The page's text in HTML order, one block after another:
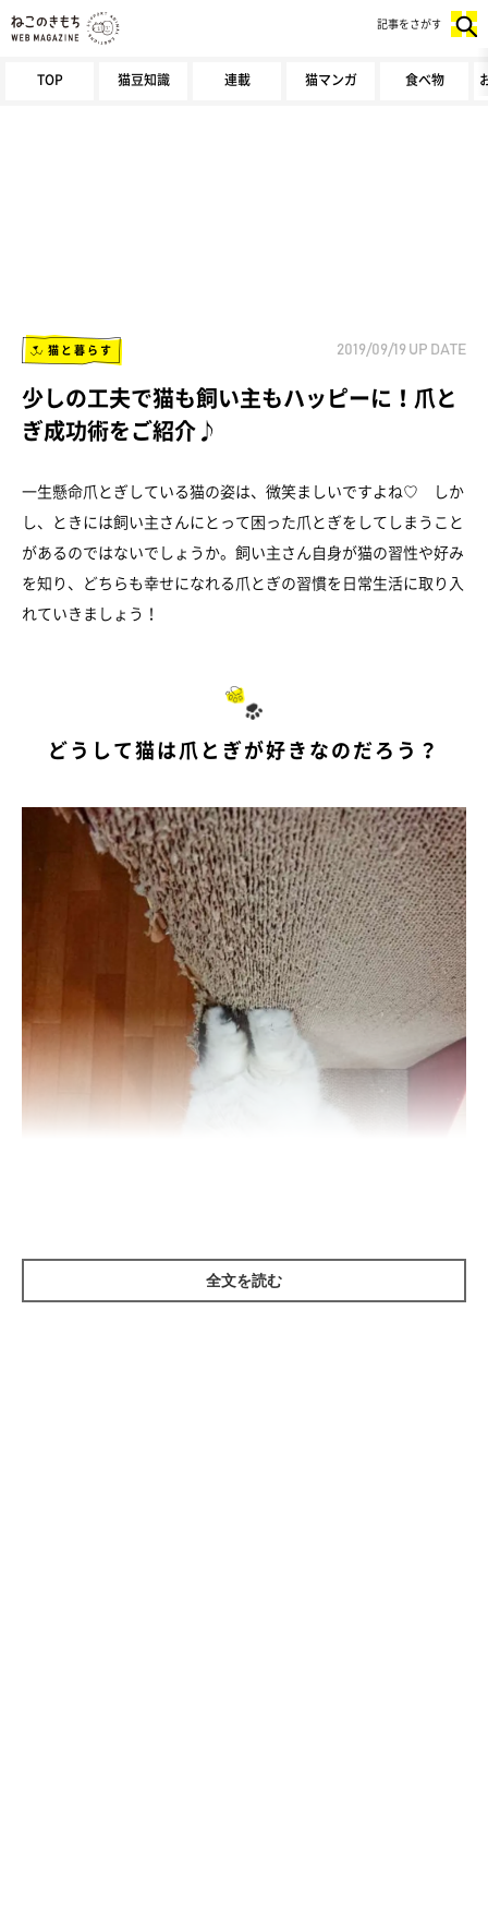
TOP 猫豆知識 連載 猫マンガ 食べ物
記事をさがす
猫と暮らす 2019/09/19 UP DATE
少しの工夫で猫も飼い主もハッピーに！爪と
ぎ成功術をご紹介♪
一生懸命爪とぎしている猫の姿は、微笑ましいですよね♡ しか
し、ときには飼い主さんにとって困った爪とぎをしてしまうこと
があるのではないでしょうか。飼い主さん自身が猫の習性や好み
を知り、どちらも幸せになれる爪とぎの習慣を日常生活に取り入
れていきましょう！
どうして猫は爪とぎが好きなのだろう？
全文を読む